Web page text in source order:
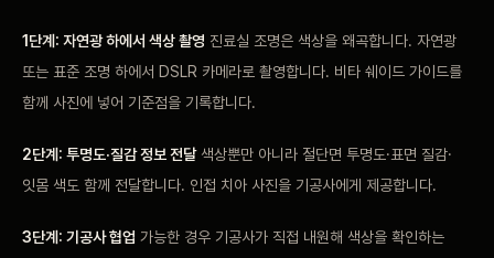
1단계: 자연광 하에서 색상 촬영 진료실 조명은 색상을 왜곡합니다. 자연광
또는 표준 조명 하에서 DSLR 카메라로 촬영합니다. 비타 쉐이드 가이드를
함께 사진에 넣어 기준점을 기록합니다.
2단계: 투명도·질감 정보 전달색상뿐만 아니라 절단면 투명도·표면 질감·
잇몸 색도 함께 전달합니다. 인접 치아 사진을 기공사에게 제공합니다.
3단계: 기공사 협업 가능한 경우 기공사가 직접 내원해 색상을 확인하는